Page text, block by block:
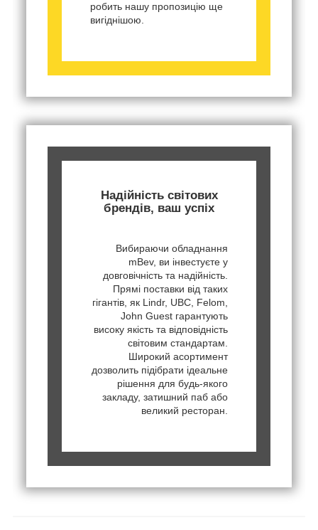
робить нашу пропозицію ще
вигіднішою.
Надійність світових
брендів, ваш успіх
Вибираючи обладнання
mBev, ви інвестуєте у
довговічність та надійність.
Прямі поставки від таких
гігантів, як Lindr, UBC, Felom,
John Guest гарантують
високу якість та відповідність
світовим стандартам.
Широкий асортимент
дозволить підібрати ідеальне
рішення для будь-якого
закладу, затишний паб або
великий ресторан.